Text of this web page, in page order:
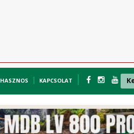
HASZNOS KAPCSOLAT